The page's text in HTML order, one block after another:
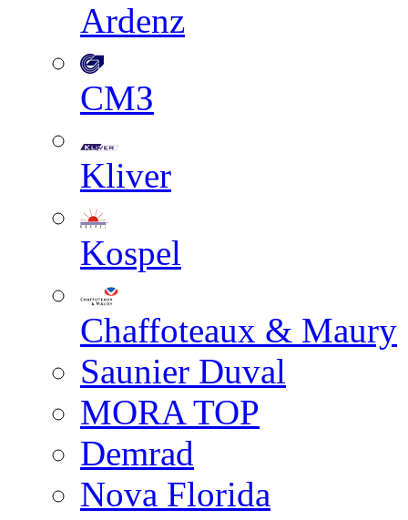
Ardenz
СМЗ
Kliver
Kospel
Chaffoteaux & Maury
Saunier Duval
MORA TOP
Demrad
Nova Florida